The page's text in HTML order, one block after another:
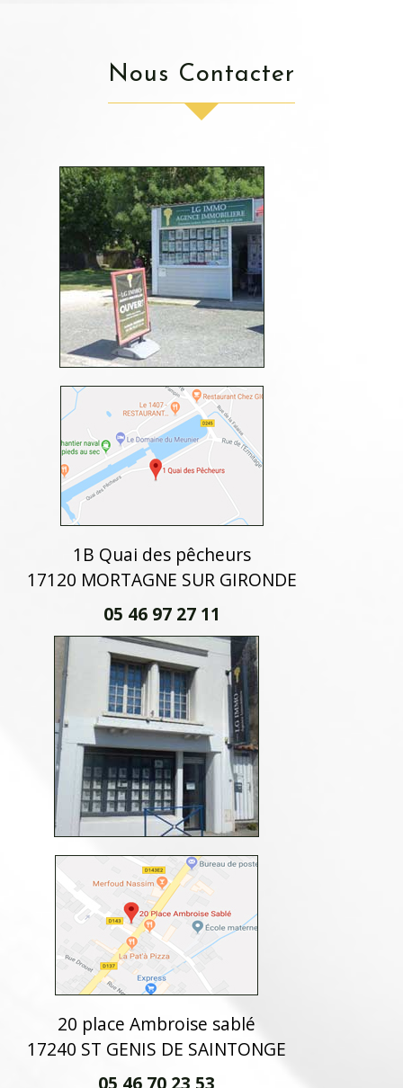
Nous Contacter
1B Quai des pêcheurs
17120 MORTAGNE SUR GIRONDE
05 46 97 27 11
20 place Ambroise sablé
17240 ST GENIS DE SAINTONGE